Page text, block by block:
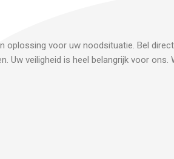
oplossing voor uw noodsituatie. Bel
veiligheid is heel belangrijk voor ons.